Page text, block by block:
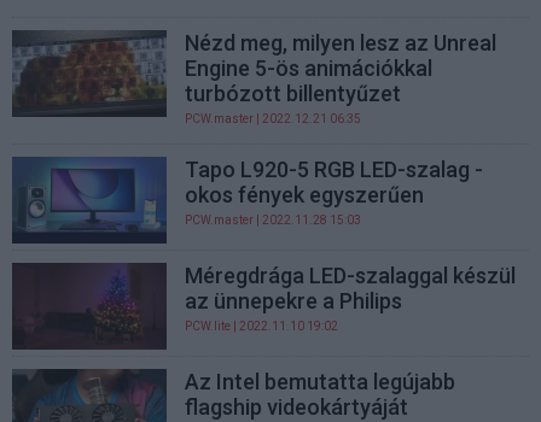
Nézd meg, milyen lesz az Unreal
Engine 5-ös animációkkal
turbózott billentyűzet
PCW.master | 2022.12.21 06:35
Tapo L920-5 RGB LED-szalag -
okos fények egyszerűen
PCW.master | 2022.11.28 15:03
Méregdrága LED-szalaggal készül
az ünnepekre a Philips
PCW.lite | 2022.11.10 19:02
Az Intel bemutatta legújabb
flagship videokártyáját